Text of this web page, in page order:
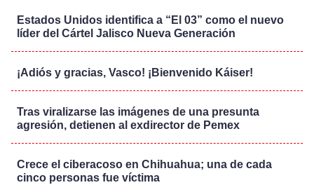
Estados Unidos identifica a “El 03” como el nuevo
líder del Cártel Jalisco Nueva Generación
¡Adiós y gracias, Vasco! ¡Bienvenido Káiser!
Tras viralizarse las imágenes de una presunta
agresión, detienen al exdirector de Pemex
Crece el ciberacoso en Chihuahua; una de cada
cinco personas fue víctima